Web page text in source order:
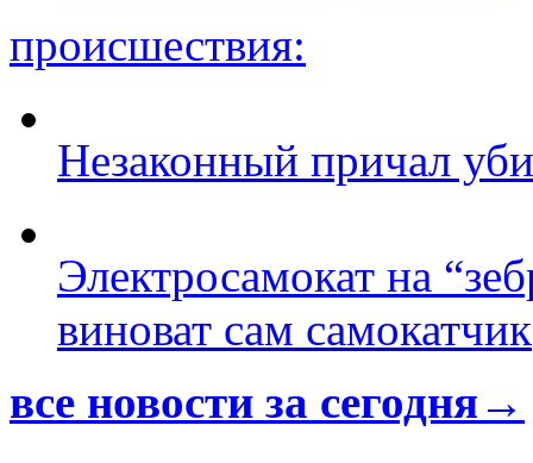
происшествия:
Незаконный причал
Электросамокат на
виноват сам самокатчик
все новости за сегодня→